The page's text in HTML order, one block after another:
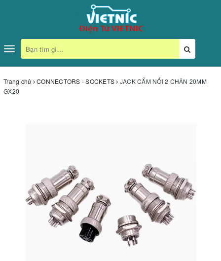
Toggle
navigation
Trang chủ CONNECTORS - SOCKETS
JACK CẮM NỐI 2 CHÂN 20MM
GX20